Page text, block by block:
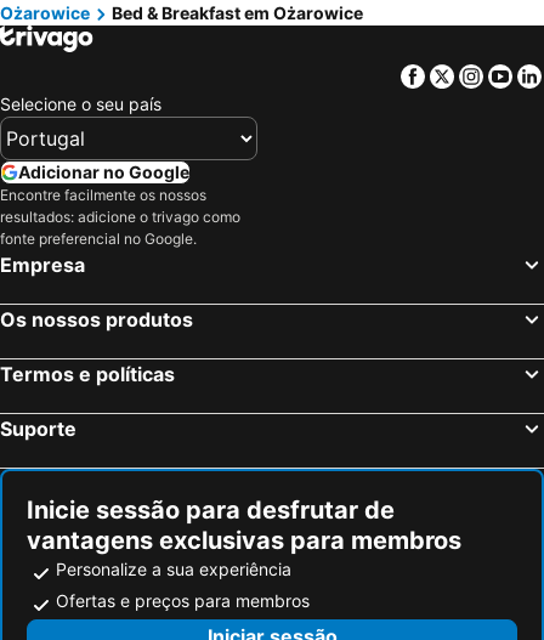
Ożarowice
Bed & Breakfast em Ożarowice
Facebook
Twitter
Selecione o seu país
Adicionar no Google
Encontre facilmente os nossos
resultados: adicione o trivago como
fonte preferencial no Google.
Empresa
Os nossos produtos
Termos e políticas
Suporte
Inicie sessão para desfrutar de
vantagens exclusivas para membros
Personalize a sua experiência
Ofertas e preços para membros